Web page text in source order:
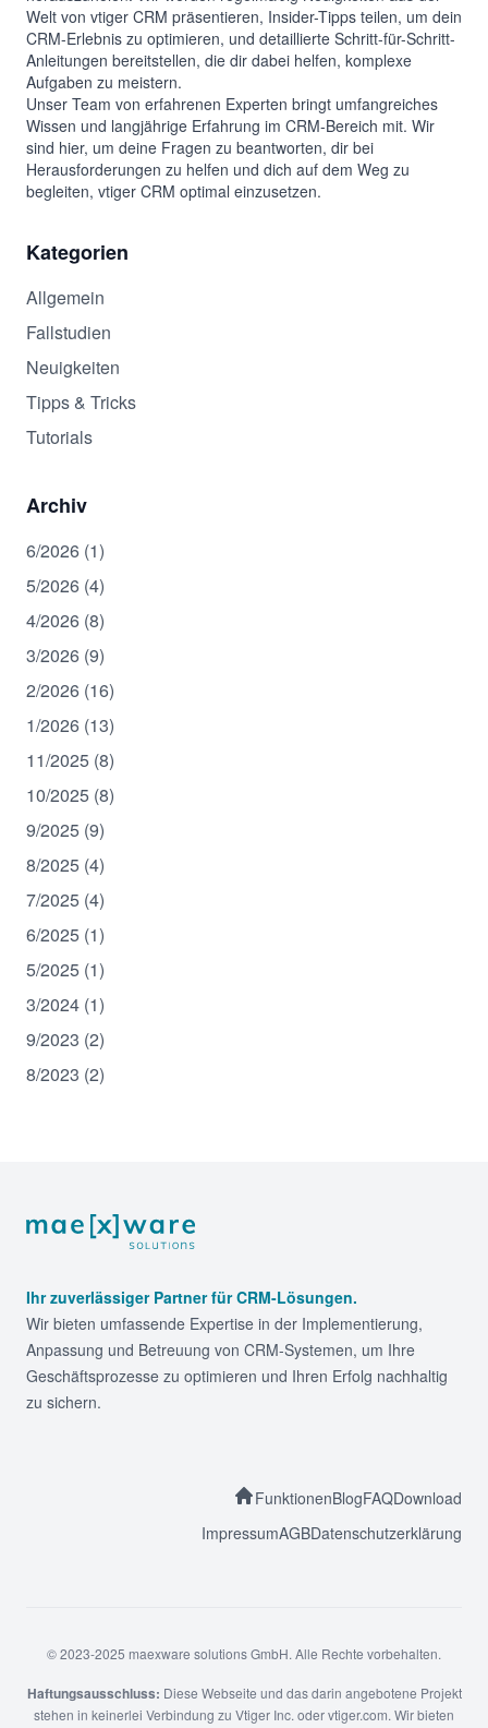
Welt von vtiger CRM präsentieren, Insider-Tipps teilen, um dein
CRM-Erlebnis zu optimieren, und detaillierte Schritt-für-Schritt-
Anleitungen bereitstellen, die dir dabei helfen, komplexe
Aufgaben zu meistern.
Unser Team von erfahrenen Experten bringt umfangreiches
Wissen und langjährige Erfahrung im CRM-Bereich mit. Wir
sind hier, um deine Fragen zu beantworten, dir bei
Herausforderungen zu helfen und dich auf dem Weg zu
begleiten, vtiger CRM optimal einzusetzen.
Kategorien
Allgemein
Fallstudien
Neuigkeiten
Tipps & Tricks
Tutorials
Archiv
6/2026 (1)
5/2026 (4)
4/2026 (8)
3/2026 (9)
2/2026 (16)
1/2026 (13)
11/2025 (8)
10/2025 (8)
9/2025 (9)
8/2025 (4)
7/2025 (4)
6/2025 (1)
5/2025 (1)
3/2024 (1)
9/2023 (2)
8/2023 (2)
Footer
Ihr zuverlässiger Partner für CRM-Lösungen.
Wir bieten umfassende Expertise in der Implementierung,
Anpassung und Betreuung von CRM-Systemen, um Ihre
Geschäftsprozesse zu optimieren und Ihren Erfolg nachhaltig
zu sichern.
FunktionenBlogFAQDownload
ImpressumAGBDatenschutzerklärung
© 2023-2025 maexware solutions GmbH. Alle Rechte vorbehalten.
Haftungsausschluss: Diese Webseite und das darin angebotene Projekt
stehen in keinerlei Verbindung zu Vtiger Inc. oder vtiger.com. Wir bieten